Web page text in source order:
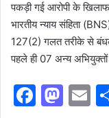
​पकड़ी गई आरोपी के
भारतीय न्याय संहिता
127(2) गलत तरीके से
पहले ही 07 अन्य
F
M E